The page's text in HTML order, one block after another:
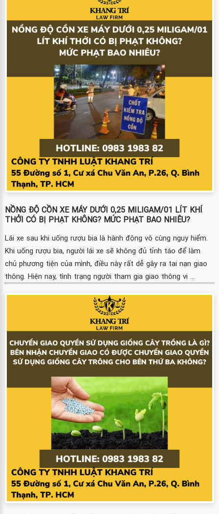
NỒNG ĐỘ CỒN XE MÁY DƯỚI 0,25 MILIGAM/01 LÍT KHÍ
THỞI CÓ BỊ PHẠT KHÔNG? MỨC PHẠT BAO NHIÊU?
Lái xe sau khi uống rượu bia là hành động vô cùng nguy hiểm.
Khi uống rượu bia, người lái xe sẽ không đủ tỉnh táo để làm
chủ phương tiện của mình, điều này rất dễ gây ra tai nạn giao
thông. Hiện nay, tình trạng người tham gia giao thông vi ...